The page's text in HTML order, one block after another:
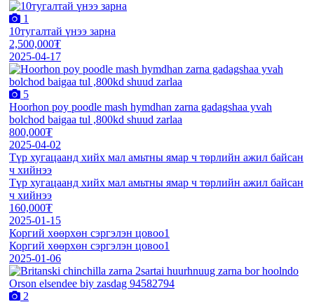
1
10тугалтай үнээ зарна
2,500,000₮
2025-04-17
5
Hoorhon poy poodle mash hymdhan zarna gadagshaa yvah
bolchod baigaa tul ,800kd shuud zarlaa
800,000₮
2025-04-02
Түр хугацаанд хийх мал амьтны ямар ч төрлийн ажил байсан
ч хийнээ
Түр хугацаанд хийх мал амьтны ямар ч төрлийн ажил байсан
ч хийнээ
160,000₮
2025-01-15
Коргий хөөрхөн сэргэлэн цовоо1
Коргий хөөрхөн сэргэлэн цовоо1
2025-01-06
2